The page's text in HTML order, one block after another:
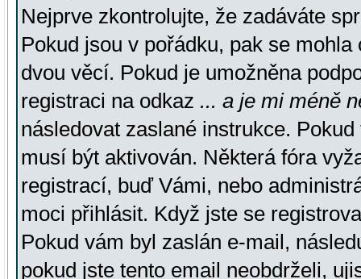
Nejprve zkontrolujte, že zadáváte
Pokud jsou v pořádku, pak se
dvou věcí. Pokud je umožněna
registraci na odkaz ... a je mi méně
následovat zaslané instrukce.
musí být aktivován. Některá fóra
registrací, buď Vámi, nebo
moci přihlásit. Když jste se
Pokud vám byl zaslán e-mail,
pokud jste tento email neobdrželi,